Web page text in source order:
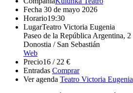
Fecha 30 de mayo 2026
Horario19:30
LugarTeatro Victoria Eugenia
Paseo de la República Argentina, 2
Donostia / San Sebastián
Web
Precio16 / 22 €
Entradas Comprar
Ver agenda Teatro Victoria Eugenia